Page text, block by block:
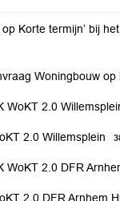
Korte termijn’ bij
Woningbouw
WoKT 2.0
2.0 Willemsplein
WoKT 2.0 DFR
2.0 DFR Arnhem